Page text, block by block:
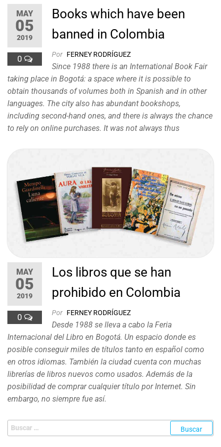
MAY
05
2019
0
Books which have been
banned in Colombia
Por FERNEY RODRÍGUEZ
Since 1988 there is an International Book Fair
taking place in Bogotá: a space where it is possible to
obtain thousands of volumes both in Spanish and in other
languages. The city also has abundant bookshops,
including second-hand ones, and there is always the chance
to rely on online purchases. It was not always thus
MAY
05
2019
0
Los libros que se han
prohibido en Colombia
Por FERNEY RODRÍGUEZ
Desde 1988 se lleva a cabo la Feria
Internacional del Libro en Bogotá. Un espacio donde es
posible conseguir miles de títulos tanto en español como
en otros idiomas. También la ciudad cuenta con muchas
librerías de libros nuevos como usados. Además de la
posibilidad de comprar cualquier título por Internet. Sin
embargo, no siempre fue así.
Buscar: